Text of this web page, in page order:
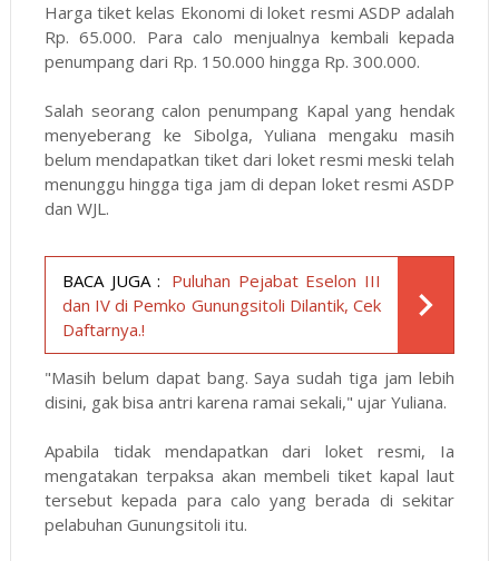
Harga tiket kelas Ekonomi di loket resmi ASDP adalah
Rp.65.000. Para calo menjualnya kembali kepada
penumpang dari Rp. 150.000 hingga Rp. 300.000.
Salah seorang calon penumpang Kapal yang hendak
menyeberang ke Sibolga, Yuliana mengaku masih
belum mendapatkan tiket dari loket resmi meski telah
menunggu hingga tiga jam di depan loket resmi ASDP
dan WJL.
BACA JUGA : Puluhan Pejabat Eselon III
dan IV di Pemko Gunungsitoli Dilantik, Cek
Daftarnya.!
"Masih belum dapat bang. Saya sudah tiga jam lebih
disini, gak bisa antri karena ramai sekali," ujar Yuliana.
Apabila tidak mendapatkan dari loket resmi, Ia
mengatakan terpaksa akan membeli tiket kapal laut
tersebut kepada para calo yang berada di sekitar
pelabuhan Gunungsitoli itu.